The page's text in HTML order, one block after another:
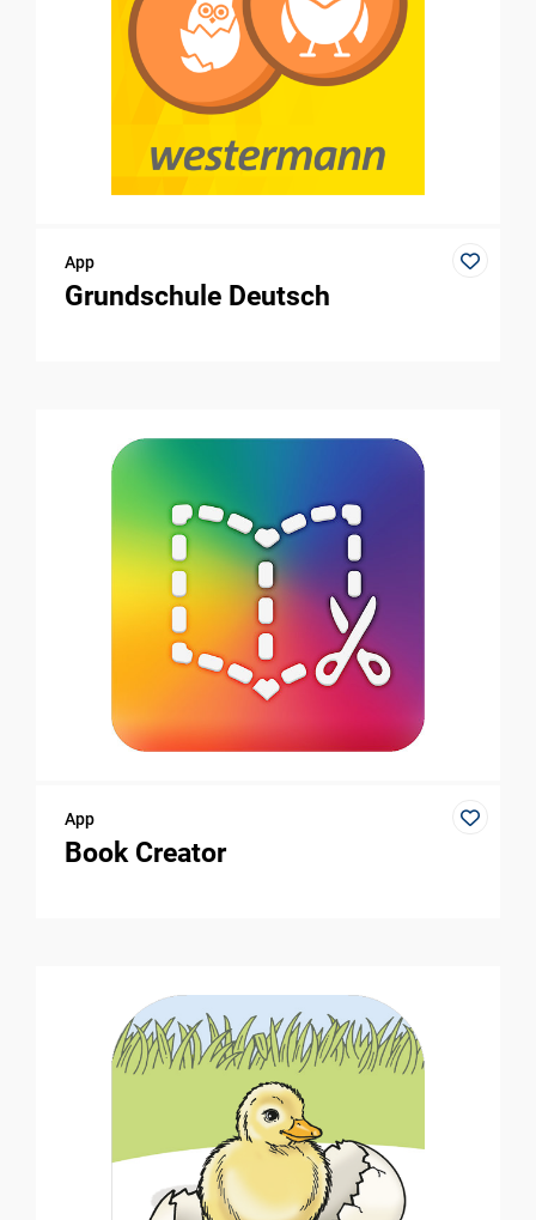
App
Grundschule Deutsch
App
Book Creator